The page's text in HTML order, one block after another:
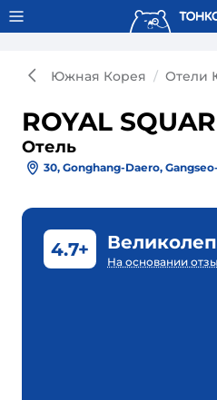
Тонкости используют сookie-
Южная Корея Отели
ROYAL
Отель
30, Gonghang-Daero,
4.7+
На основании